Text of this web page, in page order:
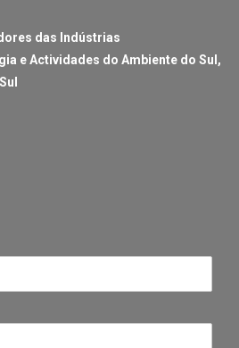
das Indústrias
e Actividades do Ambiente do Sul,